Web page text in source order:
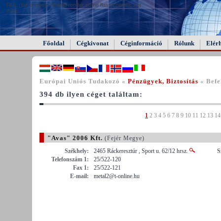
FAIL (the browser should render some flash content, not
this).
Főoldal Cégkivonat Céginformáció Rólunk
Európai Uniós Tudakozó « Pénzügyek, Biztosítás «
394 db ilyen céget találtam:
1 2 3 4 5 6 7 8 9 10 11 12 13 14
"Avas" 2006 Kft. (Fejér Megye)
Székhely:
2465 Ráckeresztúr , Sport u. 62/12 hrsz.
Telefonszám 1:
25/522-120
Fax 1:
25/522-121
E-mail:
metal2@t-online.hu